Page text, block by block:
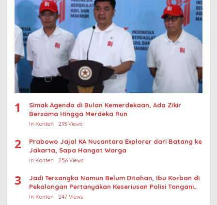
1
Simak Agenda di Bulan Kemerdekaan, Ada Zikir
Bersama Hingga Merdeka Run
In Konten 293 Views
2
Prabowo Jajal KA Nusantara Explorer dari Batang ke
Jakarta, Sapa Hangat Warga
In Konten 256 Views
3
Jadi Tersangka Namun Belum Ditahan, Ibu Korban di
Pekalongan Pertanyakan Keseriusan Polisi Tangani
Kasus Rudapksa Sampai Anaknya Hamil
In Konten 247 Views